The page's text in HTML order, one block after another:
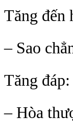
Tăng đến
– Sao
Tăng đáp:
– Hòa